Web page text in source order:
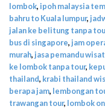
lombok, ipoh malaysia
bahru to Kuala lumpur,
jalan ke belitung tanpa
bus di singapore, jam
murah, jasa pemandu
ke lombok tanpa tour,
thailand, krabi thailand
berapa jam, lembongan
trawangan tour, lombok